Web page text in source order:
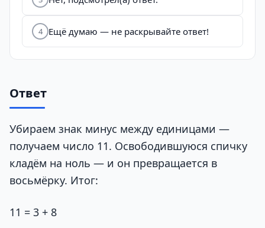
4 Ещё думаю — не раскрывайте ответ!
Ответ
Убираем знак минус между единицами —
получаем число 11. Освободившуюся спичку
кладём на ноль — и он превращается в
восьмёрку. Итог:
11 = 3 + 8